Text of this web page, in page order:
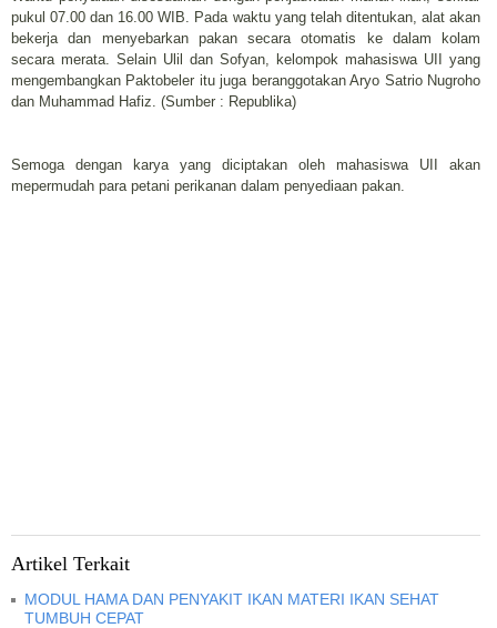
pukul 07.00 dan 16.00 WIB. Pada waktu yang telah ditentukan, alat akan
bekerja dan menyebarkan pakan secara otomatis ke dalam kolam
secara merata. Selain Ulil dan Sofyan, kelompok mahasiswa UII yang
mengembangkan Paktobeler itu juga beranggotakan Aryo Satrio Nugroho
dan Muhammad Hafiz. (Sumber : Republika)
Semoga dengan karya yang diciptakan oleh mahasiswa UII akan
mepermudah para petani perikanan dalam penyediaan pakan.
Artikel Terkait
MODUL HAMA DAN PENYAKIT IKAN MATERI IKAN SEHAT
TUMBUH CEPAT